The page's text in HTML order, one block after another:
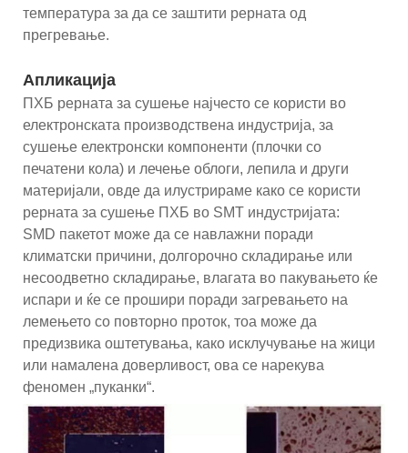
температура за да се заштити рерната од
прегревање.
Апликација
ПХБ рерната за сушење најчесто се користи во
електронската производствена индустрија, за
сушење електронски компоненти (плочки со
печатени кола) и лечење облоги, лепила и други
материјали, овде да илустрираме како се користи
рерната за сушење ПХБ во SMT индустријата:
SMD пакетот може да се навлажни поради
климатски причини, долгорочно складирање или
несоодветно складирање, влагата во пакувањето ќе
испари и ќе се прошири поради загревањето на
лемењето со повторно проток, тоа може да
предизвика оштетувања, како исклучување на жици
или намалена доверливост, ова се нарекува
феномен „пуканки“.